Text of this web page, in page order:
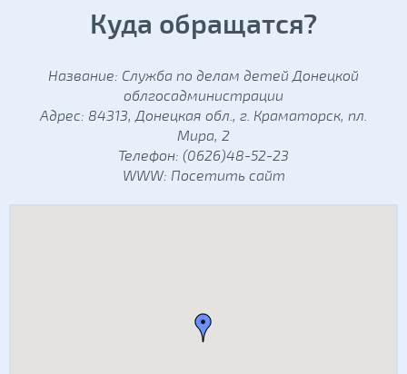
Куда обращатся?
Название: Служба по делам детей Донецкой
облгосадминистрации
Адрес: 84313, Донецкая обл., г. Краматорск, пл.
Мира, 2
Телефон: (0626)48-52-23
WWW: Посетить сайт